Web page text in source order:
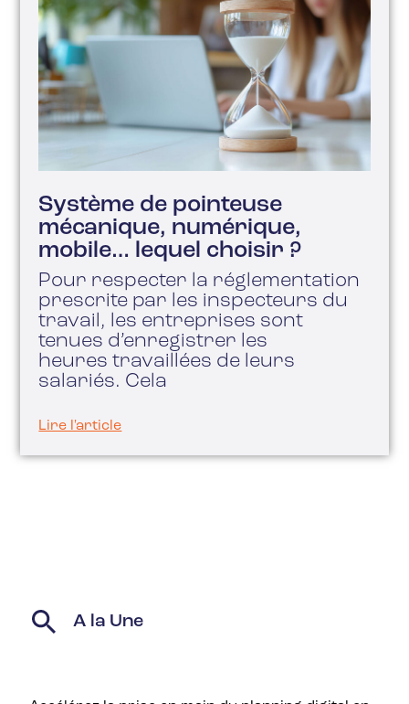
Système de pointeuse
mécanique, numérique,
mobile… lequel choisir ?
Pour respecter la réglementation
prescrite par les inspecteurs du
travail, les entreprises sont
tenues d’enregistrer les
heures travaillées de leurs
salariés. Cela
Lire l'article
A la Une